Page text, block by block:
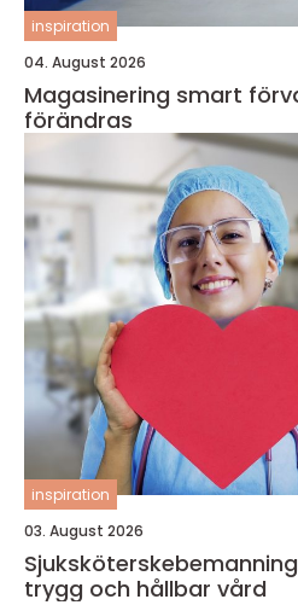
inspiration
04. August 2026
Magasinering smart förvaring när livet
förändras
inspiration
03. August 2026
Sjuksköterskebemanning en nyckelfråga för
trygg och hållbar vård